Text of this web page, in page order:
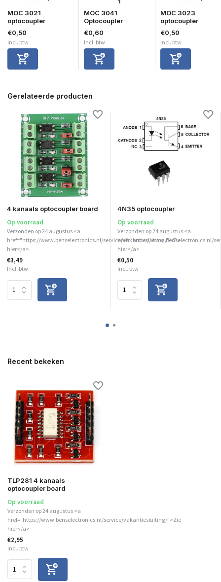
MOC 3021
optocoupler
€0,50
Incl. btw
MOC 3041
Optocoupler
€0,60
Incl. btw
MOC 3023
optocoupler
€0,50
Incl. btw
Gerelateerde producten
4 kanaals optocoupler board
Op voorraad
Verzonden op 24 augustus <a
href="https://www.benselectronics.nl/service/vakantiesluiting/">Zie
hier</a>
€3,49
Incl. btw
4N35 optocoupler
Op voorraad
Verzonden op 24 augustus <a
href="https://www.benselectronics.nl/
hier</a>
€0,50
Incl. btw
Recent bekeken
TLP281 4 kanaals
optocoupler board
Op voorraad
Verzonden op 24 augustus <a
href="https://www.benselectronics.nl/service/vakantiesluiting/">Zie
hier</a>
€2,95
Incl. btw